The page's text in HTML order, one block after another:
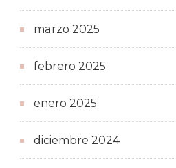
marzo 2025
febrero 2025
enero 2025
diciembre 2024